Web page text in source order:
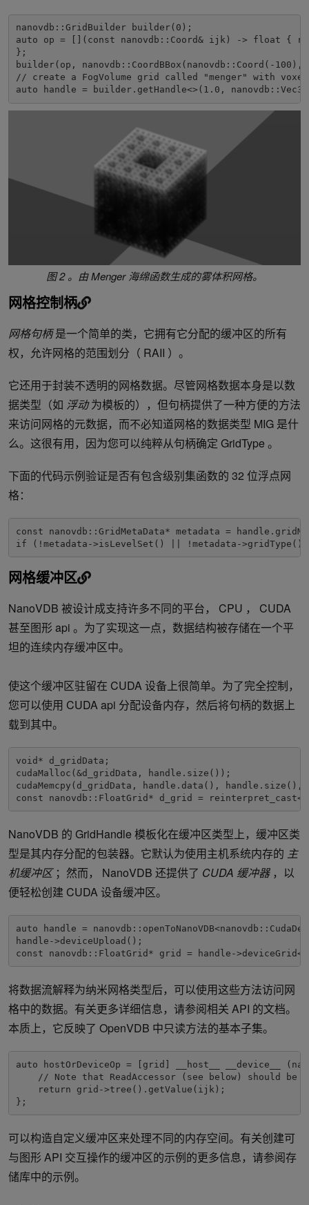
nanovdb::GridBuilder builder(0);
auto op = [](const nanovdb::Coord& ijk) -> float {
};
builder(op, nanovdb::CoordBBox(nanovdb::Coord(-
// create a FogVolume grid called "menger" with
auto handle = builder.getHandle<>(1.0,
图 2 。由 Menger 海绵函数生成的雾体积网格。
网格控制柄
网格句柄是一个简单的类，它拥有它分配的缓冲区的所有
权，允许网格的范围划分（ RAII ）。
它还用于封装不透明的网格数据。尽管网格数据本身是以数
据类型（如 浮动为模板的），但句柄提供了一种方便的方法
来访问网格的元数据，而不必知道网格的数据类型 MIG 是什
么。这很有用，因为您可以纯粹从句柄确定 GridType 。
下面的代码示例验证是否有包含级别集函数的 32 位浮点网
格：
const nanovdb::GridMetaData* metadata =
if (!metadata->isLevelSet() || !metadata-
网格缓冲区
NanoVDB 被设计成支持许多不同的平台， CPU ， CUDA
甚至图形 api 。为了实现这一点，数据结构被存储在一个平
坦的连续内存缓冲区中。
使这个缓冲区驻留在 CUDA 设备上很简单。为了完全控制，
您可以使用 CUDA api 分配设备内存，然后将句柄的数据上
载到其中。
void* d_gridData;
cudaMalloc(&d_gridData, handle.size());
cudaMemcpy(d_gridData, handle.data(), handle.size(),
const nanovdb::FloatGrid* d_grid =
NanoVDB 的 GridHandle 模板化在缓冲区类型上，缓冲区类
型是其内存分配的包装器。它默认为使用主机系统内存的 主
机缓冲区；然而， NanoVDB 还提供了 CUDA 缓冲器，以
便轻松创建 CUDA 设备缓冲区。
auto handle = nanovdb :: openToNanoVDB<nanovdb ::
handle ->deviceUpload ();
const nanovdb :: FloatGrid * grid = handle ->deviceGrid
将数据流解释为纳米网格类型后，可以使用这些方法访问网
格中的数据。有关更多详细信息，请参阅相关 API 的文档。
本质上，它反映了 OpenVDB 中只读方法的基本子集。
auto hostOrDeviceOp = [ grid ] __host__ __device__ (
// Note that ReadAccessor (see below) should be
return grid ->tree (). getValue ( ijk );
};
可以构造自定义缓冲区来处理不同的内存空间。有关创建可
与图形 API 交互操作的缓冲区的示例的更多信息，请参阅存
储库中的示例。